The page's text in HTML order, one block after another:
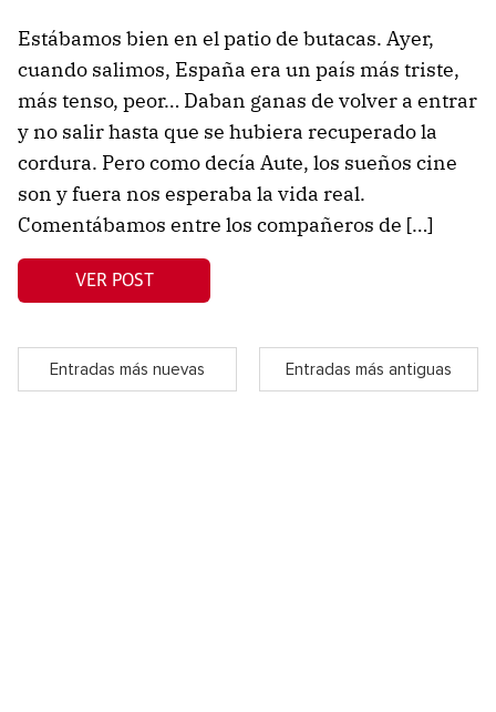
Estábamos bien en el patio de butacas. Ayer,
cuando salimos, España era un paí­s más triste,
más tenso, peor… Daban ganas de volver a entrar
y no salir hasta que se hubiera recuperado la
cordura. Pero como decí­a Aute, los sueños cine
son y fuera nos esperaba la vida real.
Comentábamos entre los compañeros de […]
VER POST
Entradas más nuevas Entradas más antiguas